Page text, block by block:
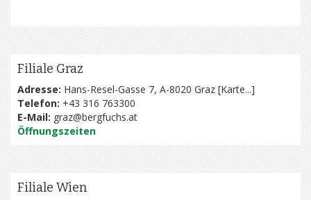
Filiale Graz
Adresse: Hans-Resel-Gasse 7, A-8020 Graz [Karte...]
Telefon: +43 316 763300
E-Mail: graz@bergfuchs.at
Öffnungszeiten
Filiale Wien